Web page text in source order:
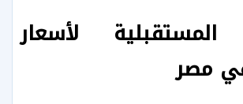
المستقبلية لأسعار
مصر